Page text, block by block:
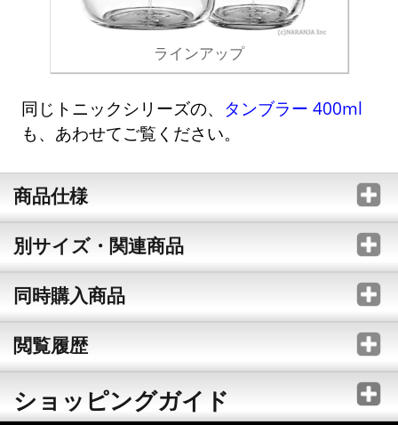
ラインアップ
同じトニックシリーズの、 タンブラー 400ml
も、あわせてご覧ください。
商品仕様
別サイズ・関連商品
同時購入商品
閲覧履歴
ショッピングガイド